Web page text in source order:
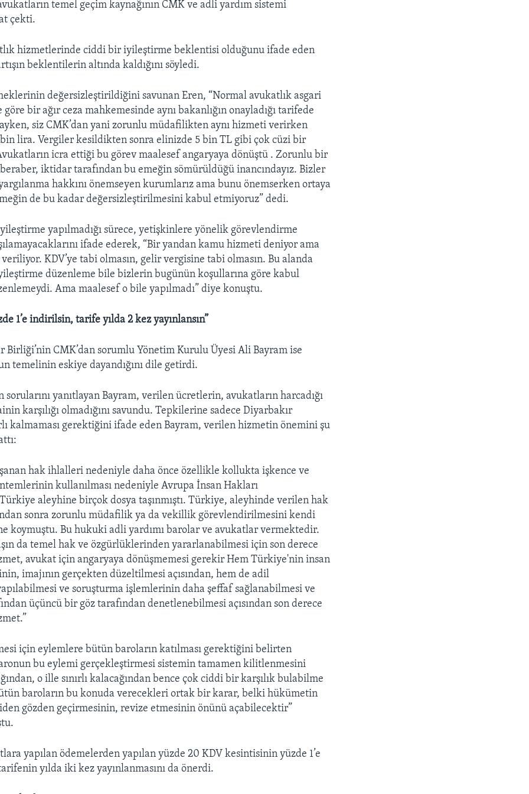
temel geçim kaynağının CMK ve adli yardım sistemi
çekti.
hizmetlerinde ciddi bir iyileştirme beklentisi olduğunu ifade eden
beklentilerin altında kaldığını söyledi.
değersizleştirildiğini savunan Eren, “Normal avukatlık asgari
bir ağır ceza mahkemesinde aynı bakanlığın onayladığı tarifede
siz CMK’dan yani zorunlu müdafilikten aynı hizmeti verirken
lira. Vergiler kesildikten sonra elinizde 5 bin TL gibi çok cüzi bir
icra ettiği bu görev maalesef angaryaya dönüştü . Zorunlu bir
iktidar tarafından bu emeğin sömürüldüğü inancındayız. Bizler
hakkını önemseyen kurumlarız ama bunu önemserken ortaya
de bu kadar değersizleştirilmesini kabul etmiyoruz” dedi.
yapılmadığı sürece, yetişkinlere yönelik görevlendirme
ifade ederek, “Bir yandan kamu hizmeti deniyor ama
KDV’ye tabi olmasın, gelir vergisine tabi olmasın. Bu alanda
düzenleme bile bizlerin bugünün koşullarına göre kabul
Ama maalesef o bile yapılmadı” diye konuştu.
1’e indirilsin, tarife yılda 2 kez yayınlansın”
Birliği’nin CMK’dan sorumlu Yönetim Kurulu Üyesi Ali Bayram ise
temelinin eskiye dayandığını dile getirdi.
sorularını yanıtlayan Bayram, verilen ücretlerin, avukatların harcadığı
karşılığı olmadığını savundu. Tepkilerine sadece Diyarbakır
kalmaması gerektiğini ifade eden Bayram, verilen hizmetin önemini şu
hak ihlalleri nedeniyle daha önce özellikle kollukta işkence ve
kullanılması nedeniyle Avrupa İnsan Hakları
aleyhine birçok dosya taşınmıştı. Türkiye, aleyhinde verilen hak
sonra zorunlu müdafilik ya da vekillik görevlendirilmesini kendi
koymuştu. Bu hukuki adli yardımı barolar ve avukatlar vermektedir.
da temel hak ve özgürlüklerinden yararlanabilmesi için son derece
avukat için angaryaya dönüşmemesi gerekir Hem Türkiye'nin insan
imajının gerçekten düzeltilmesi açısından, hem de adil
ve soruşturma işlemlerinin daha şeffaf sağlanabilmesi ve
üçüncü bir göz tarafından denetlenebilmesi açısından son derece
için eylemlere bütün baroların katılması gerektiğini belirten
bu eylemi gerçekleştirmesi sistemin tamamen kilitlenmesini
o ille sınırlı kalacağından bence çok ciddi bir karşılık bulabilme
baroların bu konuda verecekleri ortak bir karar, belki hükümetin
gözden geçirmesinin, revize etmesinin önünü açabilecektir”
yapılan ödemelerden yapılan yüzde 20 KDV kesintisinin yüzde 1’e
yılda iki kez yayınlanmasını da önerdi.